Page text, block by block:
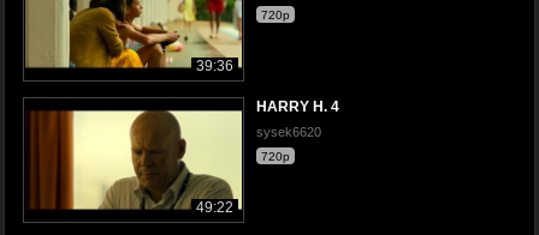
39:36
720p
49:22
HARRY H. 4
sysek6620
720p